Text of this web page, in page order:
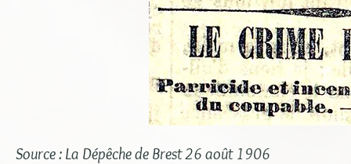
Source : La Dépêche de Brest 26 août 1906